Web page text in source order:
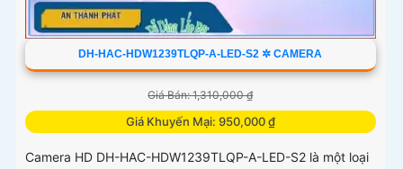
DH-HAC-HDW1239TLQP-A-LED-S2 ✲ CAMERA
Giá Bán: 1,310,000 ₫
Giá Khuyến Mại: 950,000 ₫
Camera HD DH-HAC-HDW1239TLQP-A-LED-S2 là một loại